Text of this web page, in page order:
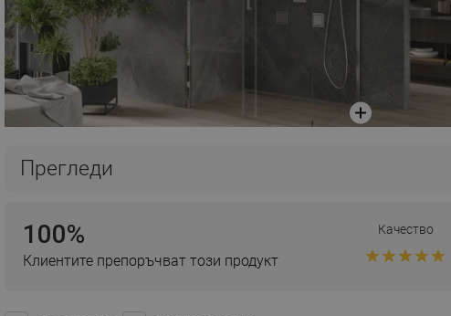
Прегледи
100%
Клиентите препоръчват този продукт
Качество